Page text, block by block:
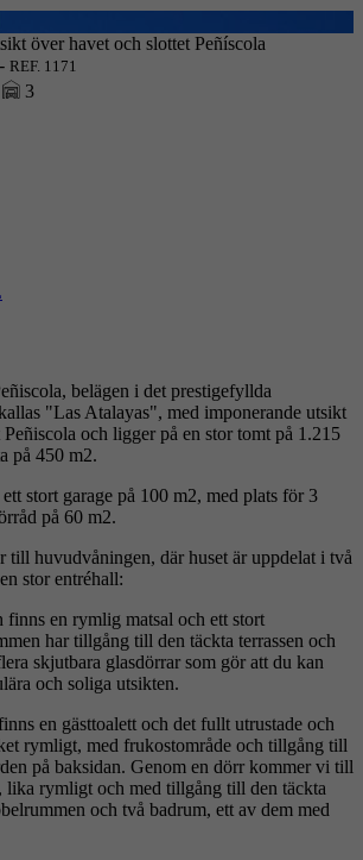
över havet och slottet Peñíscola
REF. 1171
3
belägen i det prestigefyllda
"Las Atalayas", med imponerande utsikt
och ligger på en stor tomt på 1.215
på 450 m2.
stort garage på 100 m2, med plats för 3
på 60 m2.
till huvudvåningen, där huset är uppdelat i två
stor entréhall:
finns en rymlig matsal och ett stort
har tillgång till den täckta terrassen och
skjutbara glasdörrar som gör att du kan
och soliga utsikten.
en gästtoalett och det fullt utrustade och
rymligt, med frukostområde och tillgång till
på baksidan. Genom en dörr kommer vi till
lika rymligt och med tillgång till den täckta
och två badrum, ett av dem med